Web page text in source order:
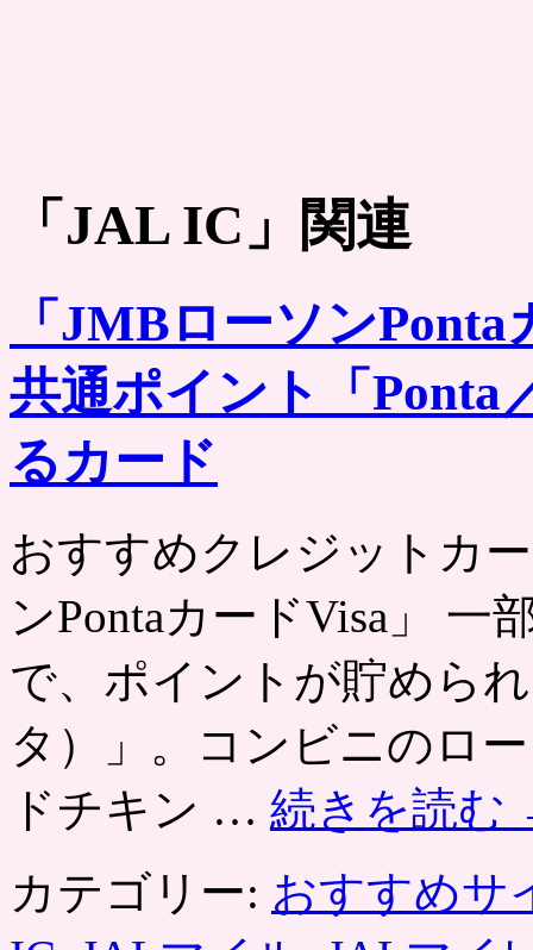
「 JAL IC 」関連
「JMBローソン
共通ポイント「Ponta
るカード
おすすめクレジットカ
ンPontaカードVisa」 一
で、ポイントが貯めら
タ）」。コンビニのロ
ドチキン … 続きを読む
カテゴリー: おすすめサ